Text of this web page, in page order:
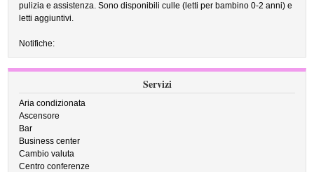
pulizia e assistenza. Sono disponibili culle (letti per bambino 0-2 anni) e
letti aggiuntivi.
Notifiche:
Servizi
Aria condizionata
Ascensore
Bar
Business center
Cambio valuta
Centro conferenze